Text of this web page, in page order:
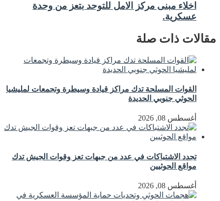
اخلاء مبنى مركز الامل للتوحد بتعز من وحدة
عسكرية.
مقالات ذات صلة
القوات المسلحة تدك مراكز قيادة وسيطرة وتجمعات لمليشيا
الحوثي جنوبي الحديدة
أغسطس 08, 2026
تجدد الاشتباكات في عدد من جبهات تعز وقوات الجيش تدك
مواقع الحوثيين
أغسطس 08, 2026